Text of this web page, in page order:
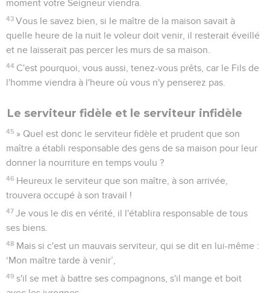
moment votre Seigneur viendra.
43 Vous le savez bien, si le maître de la maison savait à
quelle heure de la nuit le voleur doit venir, il resterait éveillé
et ne laisserait pas percer les murs de sa maison.
44 C'est pourquoi, vous aussi, tenez-vous prêts, car le Fils de
l'homme viendra à l'heure où vous n'y penserez pas.
Le serviteur fidèle et le serviteur infidèle
45 » Quel est donc le serviteur fidèle et prudent que son
maître a établi responsable des gens de sa maison pour leur
donner la nourriture en temps voulu ?
46 Heureux le serviteur que son maître, à son arrivée,
trouvera occupé à son travail !
47 Je vous le dis en vérité, il l'établira responsable de tous
ses biens.
48 Mais si c'est un mauvais serviteur, qui se dit en lui-même :
‘Mon maître tarde à venir’,
49 s'il se met à battre ses compagnons, s'il mange et boit